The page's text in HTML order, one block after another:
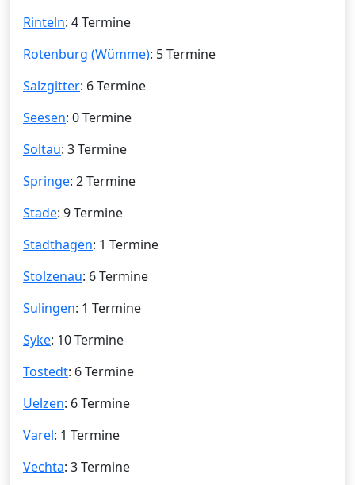
Rinteln: 4 Termine
Rotenburg (Wümme): 5 Termine
Salzgitter: 6 Termine
Seesen: 0 Termine
Soltau: 3 Termine
Springe: 2 Termine
Stade: 9 Termine
Stadthagen: 1 Termine
Stolzenau: 6 Termine
Sulingen: 1 Termine
Syke: 10 Termine
Tostedt: 6 Termine
Uelzen: 6 Termine
Varel: 1 Termine
Vechta: 3 Termine